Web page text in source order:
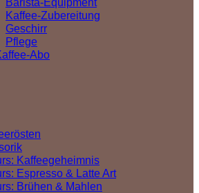
Kaffee-Zubereitung
Geschirr
Pflege
Kaffeegeheimnis
Espresso & Latte Art
Brühen & Mahlen